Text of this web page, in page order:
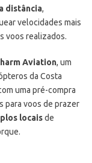
distância,
velocidades mais
voos realizados.
Aviation, um
da Costa
uma pré-compra
para voos de prazer
locaisde